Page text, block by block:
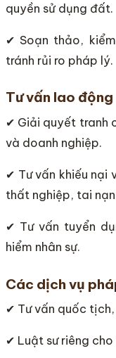
quyền sử dụng đất.
✔ Soạn thảo,
tránh rủi ro pháp lý.
Tư vấn lao
✔ Giải quyết tranh
và doanh nghiệp.
✔ Tư vấn khiếu nại
thất nghiệp, tai
✔ Tư vấn tuyển
hiểm nhân sự.
Các dịch vụ
✔ Tư vấn quốc
✔ Luật sư riêng